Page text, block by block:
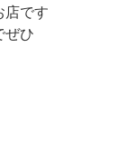
店です
ぜひ